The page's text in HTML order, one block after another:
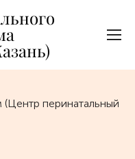
перинатальный